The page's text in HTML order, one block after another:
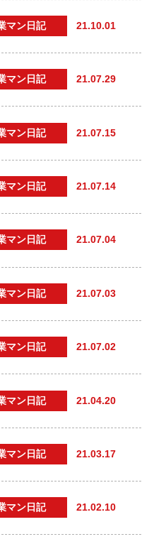
マン日記 21.10.01
マン日記 21.07.29
マン日記 21.07.15
マン日記 21.07.14
マン日記 21.07.04
マン日記 21.07.03
マン日記 21.07.02
マン日記 21.04.20
マン日記 21.03.17
マン日記 21.02.10